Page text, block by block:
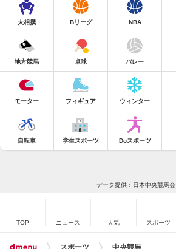
大相撲 Bリーグ NBA
地方競馬 卓球 バレー
モーター フィギュア ウィンター
自転車 学生スポーツ Doスポーツ
データ提供：日本中央競馬会
TOP ニュース 天気 スポーツ
スポーツ 中央競馬